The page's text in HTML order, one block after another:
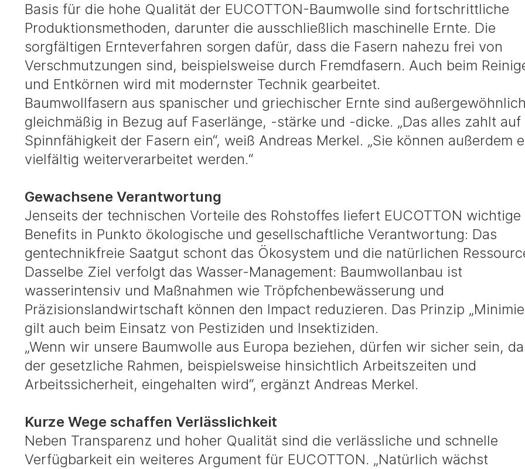
Basis für die hohe Qualität der EUCOTTON-Baumwolle sind fortschrittliche
Produktionsmethoden, darunter die ausschließlich maschinelle Ernte. Die
sorgfältigen Ernteverfahren sorgen dafür, dass die Fasern nahezu frei von
Verschmutzungen sind, beispielsweise durch Fremdfasern. Auch beim
und Entkörnen wird mit modernster Technik gearbeitet.
Baumwollfasern aus spanischer und griechischer Ernte sind außergewöhnlich
gleichmäßig in Bezug auf Faserlänge, -stärke und -dicke. „Das alles zahlt auf
Spinnfähigkeit der Fasern ein“, weiß Andreas Merkel. „Sie können außerdem
vielfältig weiterverarbeitet werden.“
Gewachsene Verantwortung
Jenseits der technischen Vorteile des Rohstoffes liefert EUCOTTON wichtige
Benefits in Punkto ökologische und gesellschaftliche Verantwortung: Das
gentechnikfreie Saatgut schont das Ökosystem und die natürlichen
Dasselbe Ziel verfolgt das Wasser-Management: Baumwollanbau ist
wasserintensiv und Maßnahmen wie Tröpfchenbewässerung und
Präzisionslandwirtschaft können den Impact reduzieren. Das Prinzip
gilt auch beim Einsatz von Pestiziden und Insektiziden.
„Wenn wir unsere Baumwolle aus Europa beziehen, dürfen wir sicher sein,
der gesetzliche Rahmen, beispielsweise hinsichtlich Arbeitszeiten und
Arbeitssicherheit, eingehalten wird“, ergänzt Andreas Merkel.
Kurze Wege schaffen Verlässlichkeit
Neben Transparenz und hoher Qualität sind die verlässliche und schnelle
Verfügbarkeit ein weiteres Argument für EUCOTTON. „Natürlich wächst